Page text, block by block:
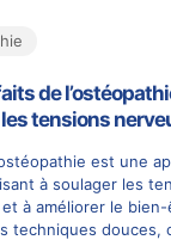
de
tensions
est une
à soulager les
à améliorer le
techniques douces,